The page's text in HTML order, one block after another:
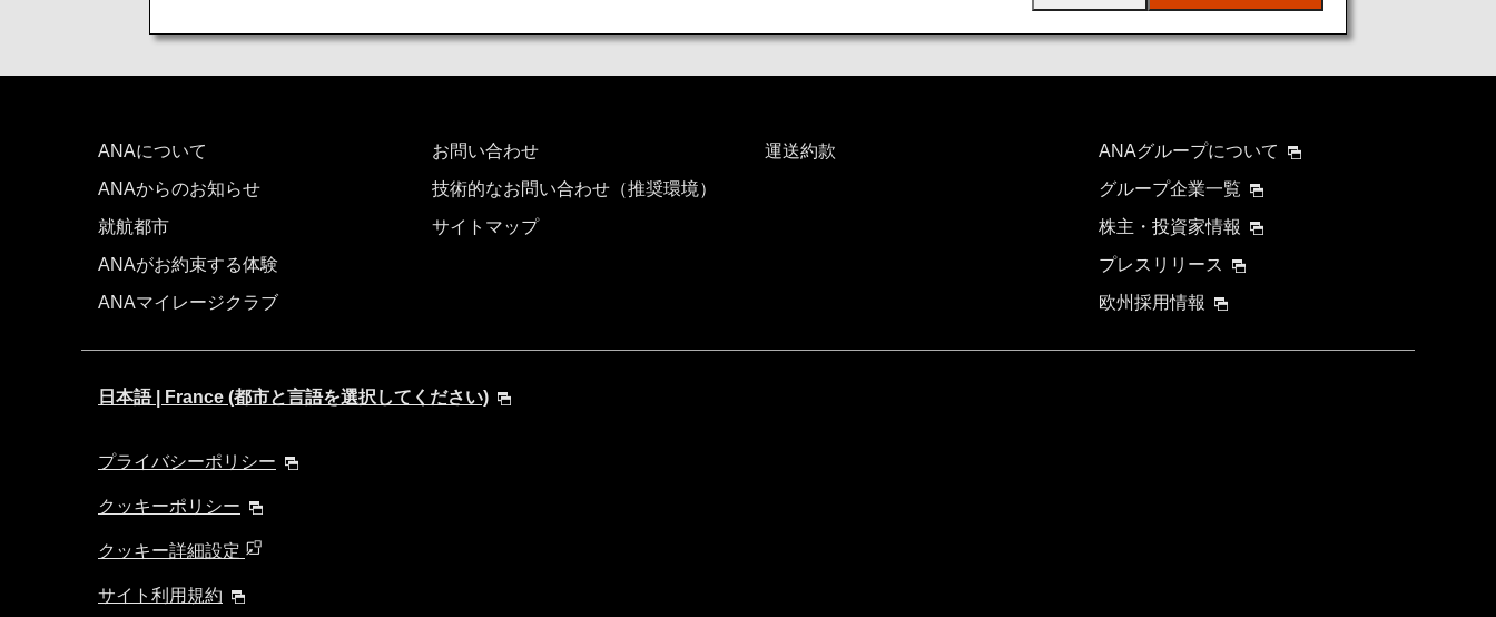
ANAについて
ANAからのお知らせ
就航都市
ANAがお約束する体験
ANAマイレージクラブ
お問い合わせ
技術的なお問い合わせ（推奨環境）
サイトマップ
運送約款
ANAグループについて
グループ企業一覧
株主・投資家情報
プレスリリース
欧州採用情報
日本語 | France (都市と言語を選択してください)
プライバシーポリシー
クッキーポリシー
クッキー詳細設定
サイト利用規約